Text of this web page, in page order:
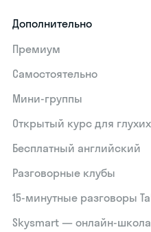
Дополнительно
Премиум
Самостоятельно
Мини-группы
Открытый курс для глухих
Бесплатный английский
Разговорные клубы
15‑минутные разговоры
Skysmart — онлайн-